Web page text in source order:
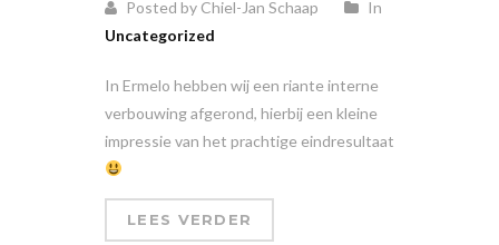
Posted by Chiel-Jan Schaap
In
Uncategorized
In Ermelo hebben wij een riante interne
verbouwing afgerond, hierbij een kleine
impressie van het prachtige eindresultaat
LEES VERDER